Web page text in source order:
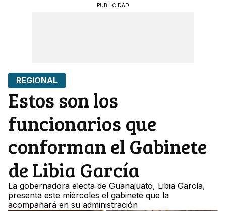
PUBLICIDAD
REGIONAL
Estos son los
funcionarios que
conforman el Gabinete
de Libia García
La gobernadora electa de Guanajuato, Libia García,
presenta este miércoles el gabinete que la
acompañará en su administración